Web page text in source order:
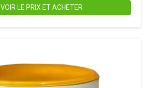
VOIR LE PRIX ET ACHETER